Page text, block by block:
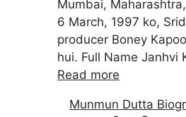
Mumbai,
6 March, 1997 ko,
producer Boney
hui. Full Name Janhvi
Read more
Munmun Dutta